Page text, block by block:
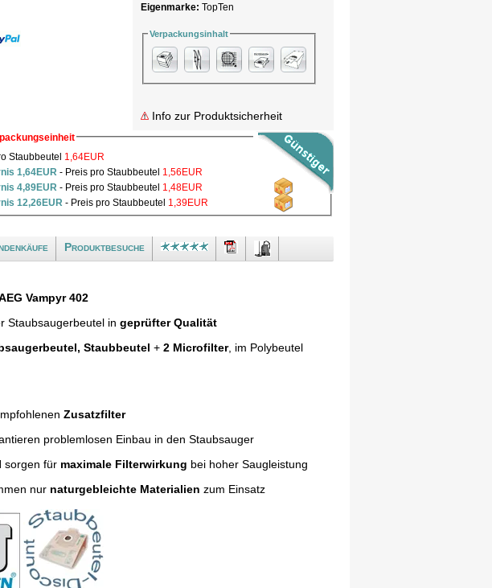
Eigenmarke: TopTen
Verpackungsinhalt
Info zur Produktsicherheit
Staubbeutel 1,64EUR
1,64EUR - Preis pro Staubbeutel 1,56EUR
4,89EUR - Preis pro Staubbeutel 1,48EUR
12,26EUR - Preis pro Staubbeutel 1,39EUR
Produktbesuche
Vampyr 402
Staubsaugerbeutel in geprüfter Qualität
Staubbeutel + 2 Microfilter, im Polybeutel
Zusatzfilter
problemlosen Einbau in den Staubsauger
sorgen für maximale Filterwirkung bei hoher Saugleistung
nur naturgebleichte Materialien zum Einsatz